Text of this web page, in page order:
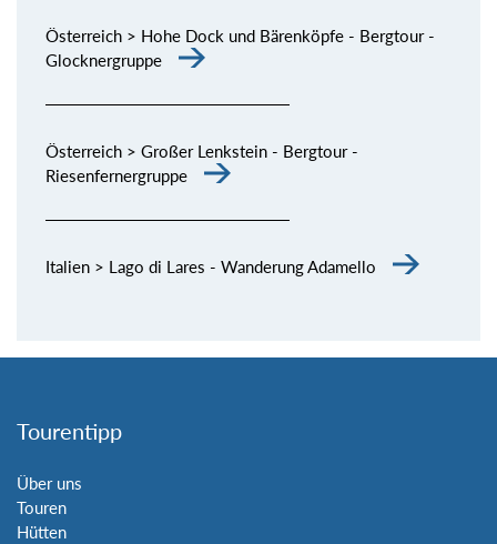
Österreich > Hohe Dock und Bärenköpfe - Bergtour -
Glocknergruppe
Österreich > Großer Lenkstein - Bergtour -
Riesenfernergruppe
Italien > Lago di Lares - Wanderung Adamello
Tourentipp
Über uns
Touren
Hütten